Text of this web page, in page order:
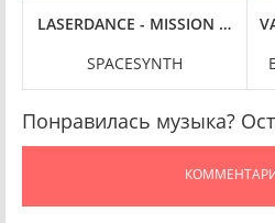
ALBUM EXPANDED] (2024)
LASERDANCE - MISSION
SPACESYNTH
Понравилась музыка?